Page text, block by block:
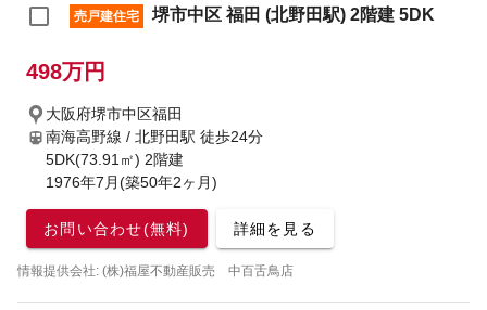
売戸建住宅 堺市中区 福田 (北野田駅) 2階建 5DK
498万円
大阪府堺市中区福田
南海高野線 / 北野田駅 徒歩24分
5DK(73.91㎡) 2階建
1976年7月(築50年2ヶ月)
お問い合わせ(無料) 詳細を見る
情報提供会社: (株)福屋不動産販売 中百舌鳥店